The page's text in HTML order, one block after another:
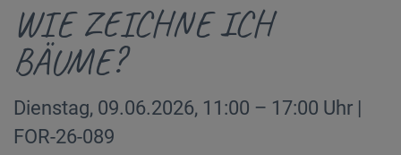
WIE ZEICHNE ICH
BÄUME?
Dienstag, 09.06.2026, 11:00 – 17:00 Uhr |
FOR-26-089